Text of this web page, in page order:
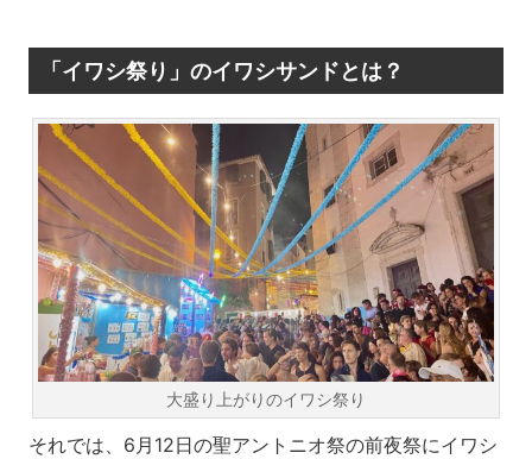
「イワシ祭り」のイワシサンドとは？
大盛り上がりのイワシ祭り
それでは、6月12日の聖アントニオ祭の前夜祭にイワシ